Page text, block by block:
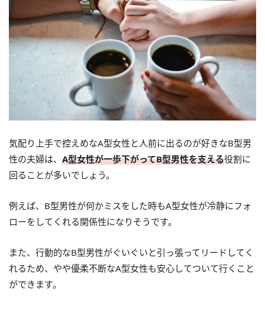
気配り上手で控えめなA型女性と人前に出るのが好きなB型男
性の夫婦は、 A型女性が一歩下がってB型男性を支える役割に
回ることが多いでしょう。
例えば、B型男性が何かミスをした時もA型女性が冷静にフォ
ローをしてくれる関係性になりそうです。
また、行動的なB型男性がぐいぐいと引っ張ってリードしてく
れるため、やや優柔不断なA型女性も安心してついて行くこと
ができます。